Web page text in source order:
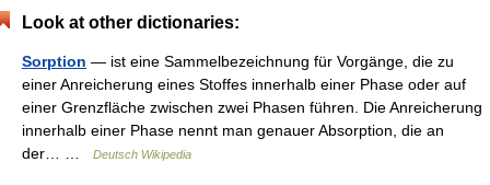
Look at other dictionaries:
Sorption — ist eine Sammelbezeichnung für Vorgänge, die zu
einer Anreicherung eines Stoffes innerhalb einer Phase oder auf
einer Grenzfläche zwischen zwei Phasen führen. Die Anreicherung
innerhalb einer Phase nennt man genauer Absorption, die an
der… …
Deutsch Wikipedia